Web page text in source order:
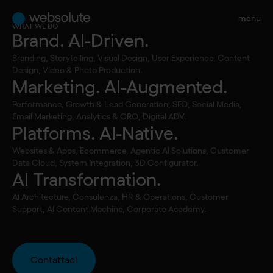
menu
WHAT WE DO
Brand. AI-Driven.
Branding, Storytelling, Visual Design, User Experience, Content
Design, Video & Photo Production.
Marketing. AI-Augmented.
Performance, Growth & Lead Generation, SEO, Social Media,
Email Marketing, Analytics & CRO, Digital ADV.
Platforms. AI-Native.
Websites & Apps, Ecommerce, Agentic AI Solutions, Customer
Data Cloud, System Integration, 3D Configurator.
AI Transformation.
AI Architecture, Consulenza, HR & Operations, Customer
Support, AI Content Machine, Corporate Academy.
Contattaci
Marketing. AI-Augmented. Podcast
Tutti gli articoli
S1 - E13 People
care is the new
digital: con
Barbara Orsi